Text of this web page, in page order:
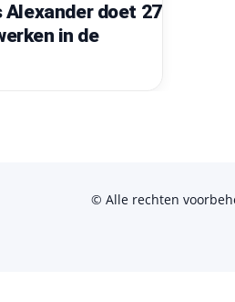
doet 27
in de
© Alle rechten